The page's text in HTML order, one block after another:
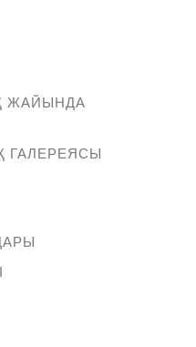
ЖАЙЫНДА
ГАЛЕРЕЯСЫ